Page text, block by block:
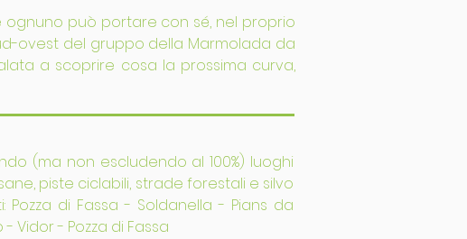
può portare con sé, nel proprio
ovest del gruppo della Marmolada da
a scoprire cosa la prossima curva,
(ma non escludendo al 100%) luoghi
piste ciclabili, strade forestali e silvo
di Fassa - Soldanella - Pians da
Vidor - Pozza di Fassa